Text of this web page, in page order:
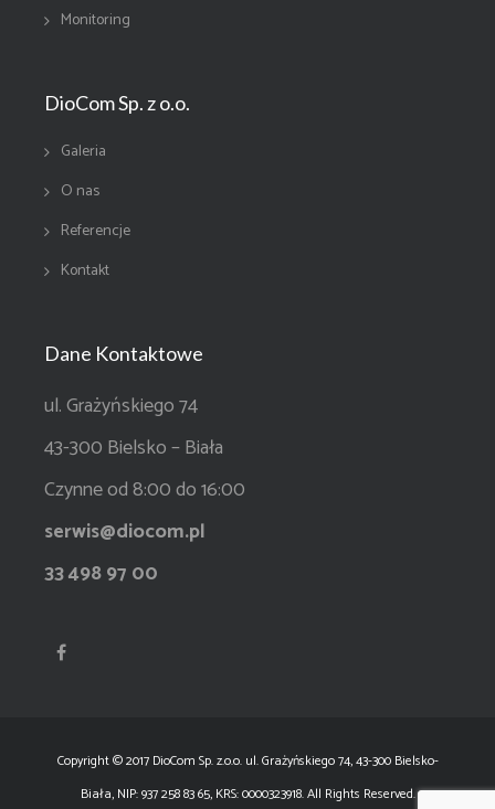
Monitoring
DioCom Sp. z o.o.
Galeria
O nas
Referencje
Kontakt
Dane Kontaktowe
ul. Grażyńskiego 74
43-300 Bielsko – Biała
Czynne od 8:00 do 16:00
serwis@diocom.pl
33 498 97 00
Copyright © 2017 DioCom Sp. z.o.o. ul. Grażyńskiego 74, 43-300 Bielsko-
Biała, NIP: 937 258 83 65, KRS: 0000323918. All Rights Reserved.